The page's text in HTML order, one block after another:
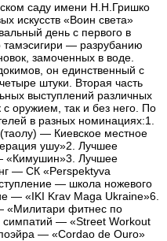
саду имени Н.Н.Гришко
искусств «Воин света»
день с первого в
тамэсигири — разрубанию
замоченных в воде.
он единственный с
штуки. Вторая часть
выступлений различных
с оружием, так и без него. По
в разных номинациях:1.
— Киевское местное
ушу»2. Лучшее
«Кимушин»3. Лучшее
— СК «Perspektyva
— школа ножевого
— «IKI Krav Maga Ukraine»6.
«Милитари фитнес по
симпатий — «Street Workout
— «Cordao de Ouro»